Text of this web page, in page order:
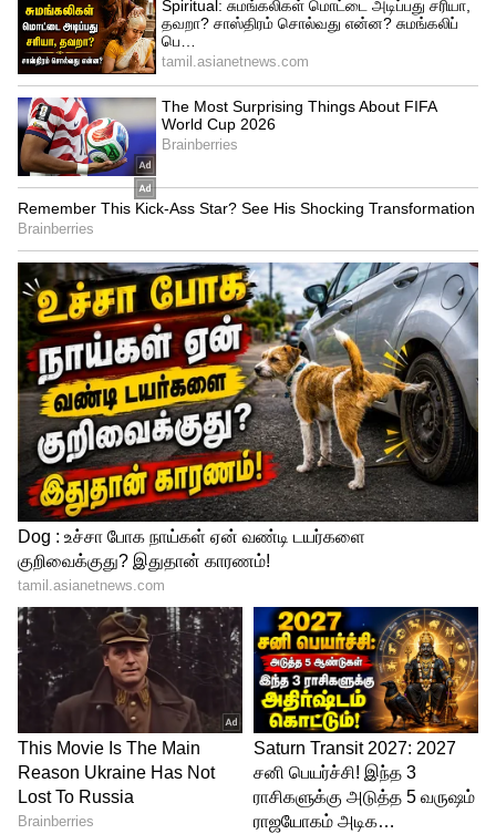
தெரிவிக்கின்றன.
Related Articles
Business: உங்களை கோடீஸ்வரன்
ஆக்கும் 5 பிஸ்னஸ் ஐடியாக்கள்.! மாதம்
ரூ.50,000 சம்பாதிக்கலாம் ஜாலியா.!
Zero Investment Business: முதலீடு
இல்லாமல் மாதம் ரூ.50,000
சம்பாதிக்கலாம்.! வீட்டிலிருந்தே
வருமானம் தரும் 3 டிஜிட்டல் தொழில்கள்!
3
6